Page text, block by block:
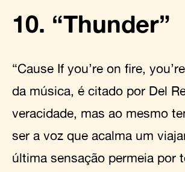
10. “Thunder”
“Cause If you’re on fire,
da música, é citado por Del
veracidade, mas ao mesmo
ser a voz que acalma um
última sensação permeia por